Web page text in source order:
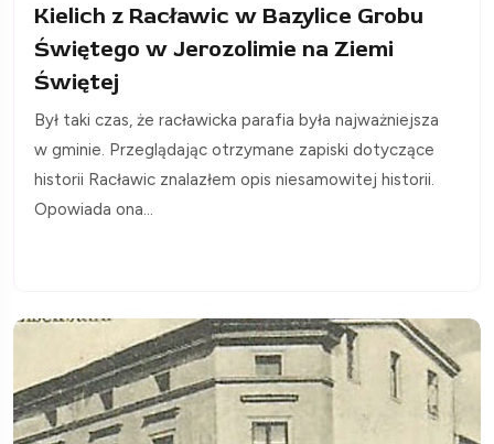
Kielich z Racławic w Bazylice Grobu
Świętego w Jerozolimie na Ziemi
Świętej
Był taki czas, że racławicka parafia była najważniejsza
w gminie. Przeglądając otrzymane zapiski dotyczące
historii Racławic znalazłem opis niesamowitej historii.
Opowiada ona...